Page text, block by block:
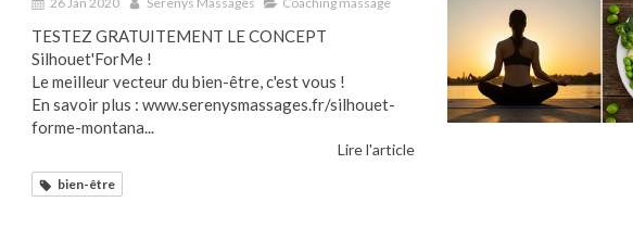
TESTEZ GRATUITEMENT LE CONCEPT
Silhouet'ForMe !
Le meilleur vecteur du bien-être, c'est vous !
En savoir plus : www.serenysmassages.fr/silhouet-
forme-montana...
Lire l'article
bien-être